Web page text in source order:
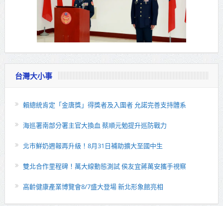
台灣大小事
賴總統肯定「金唐獎」得獎者及入圍者 允諾完善支持體系
海巡署南部分署主官大換血 蔡順元勉提升巡防戰力
北市鮮奶週報再升級！8月31日補助擴大至國中生
雙北合作里程碑！萬大線動態測試 侯友宜蔣萬安攜手視察
高齡健康產業博覽會8/7盛大登場 新北形象館亮相